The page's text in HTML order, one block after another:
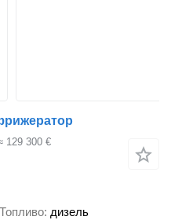
129 300 €
Топливо дизель